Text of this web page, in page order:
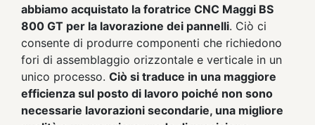
abbiamo acquistato la foratrice CNC Maggi BS
800 GT per la lavorazione dei pannelli. Ciò ci
consente di produrre componenti che richiedono
fori di assemblaggio orizzontale e verticale in un
unico processo. Ciò si traduce in una maggiore
efficienza sul posto di lavoro poiché non sono
necessarie lavorazioni secondarie, una migliore